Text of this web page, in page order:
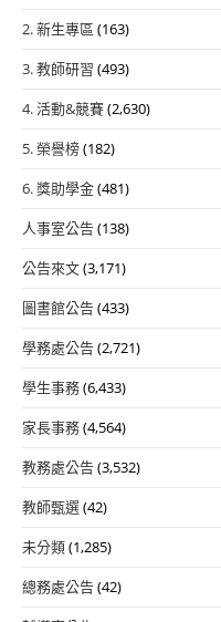
2. 新生專區 (163)
3. 教師研習 (493)
4. 活動&競賽(2,630)
5. 榮譽榜(182)
6. 獎助學金(481)
人事室公告(138)
公告來文(3,171)
圖書館公告(433)
學務處公告(2,721)
學生事務(6,433)
家長事務(4,564)
教務處公告(3,532)
教師甄選(42)
未分類(1,285)
總務處公告(42)